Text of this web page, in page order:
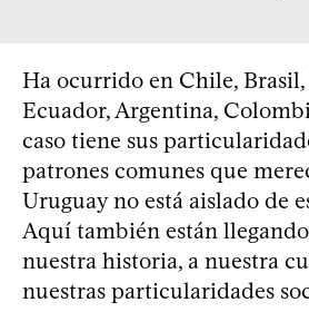
Ha ocurrido en Chile,
Ecuador, Argentina,
caso tiene sus
patrones comunes que
Uruguay no está aislado de
Aquí también están
nuestra historia, a nuestra
nuestras particularidades